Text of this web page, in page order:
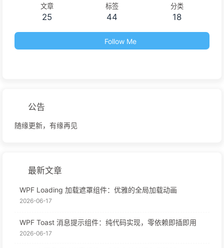
文章
25
标签
44
分类
18
Follow Me
公告
随缘更新，有缘再见
最新文章
WPF Loading 加载遮罩组件：优雅的全局加载动画
2026-06-17
WPF Toast 消息提示组件：纯代码实现，零依赖即插即用
2026-06-17